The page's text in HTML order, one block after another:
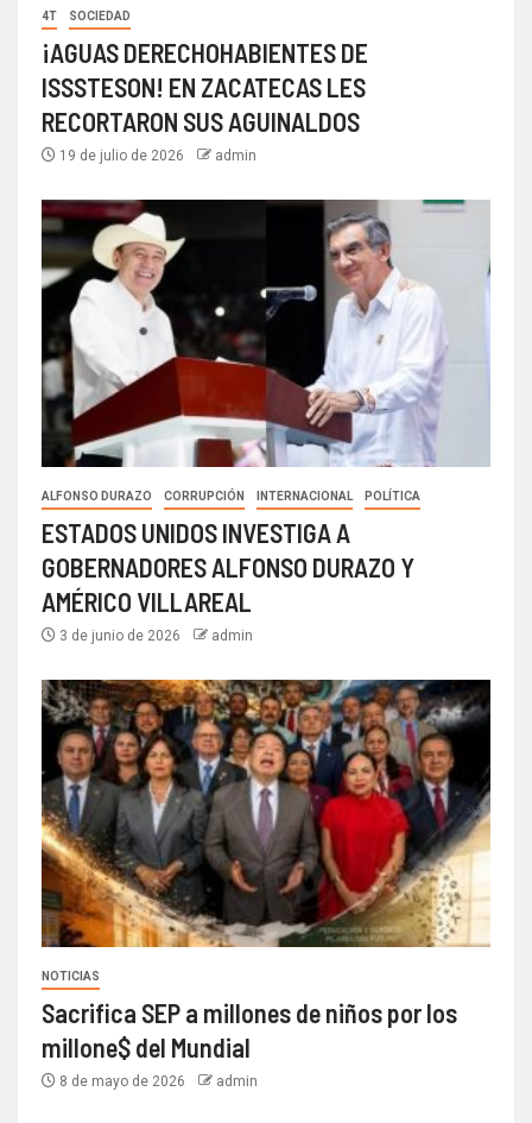
4T SOCIEDAD
¡AGUAS DERECHOHABIENTES DE
ISSSTESON! EN ZACATECAS LES
RECORTARON SUS AGUINALDOS
19 de julio de 2026 admin
ALFONSO DURAZO CORRUPCIÓN INTERNACIONAL POLÍTICA
ESTADOS UNIDOS INVESTIGA A
GOBERNADORES ALFONSO DURAZO Y
AMÉRICO VILLAREAL
3 de junio de 2026 admin
NOTICIAS
Sacrifica SEP a millones de niños por los
millone$ del Mundial
8 de mayo de 2026 admin